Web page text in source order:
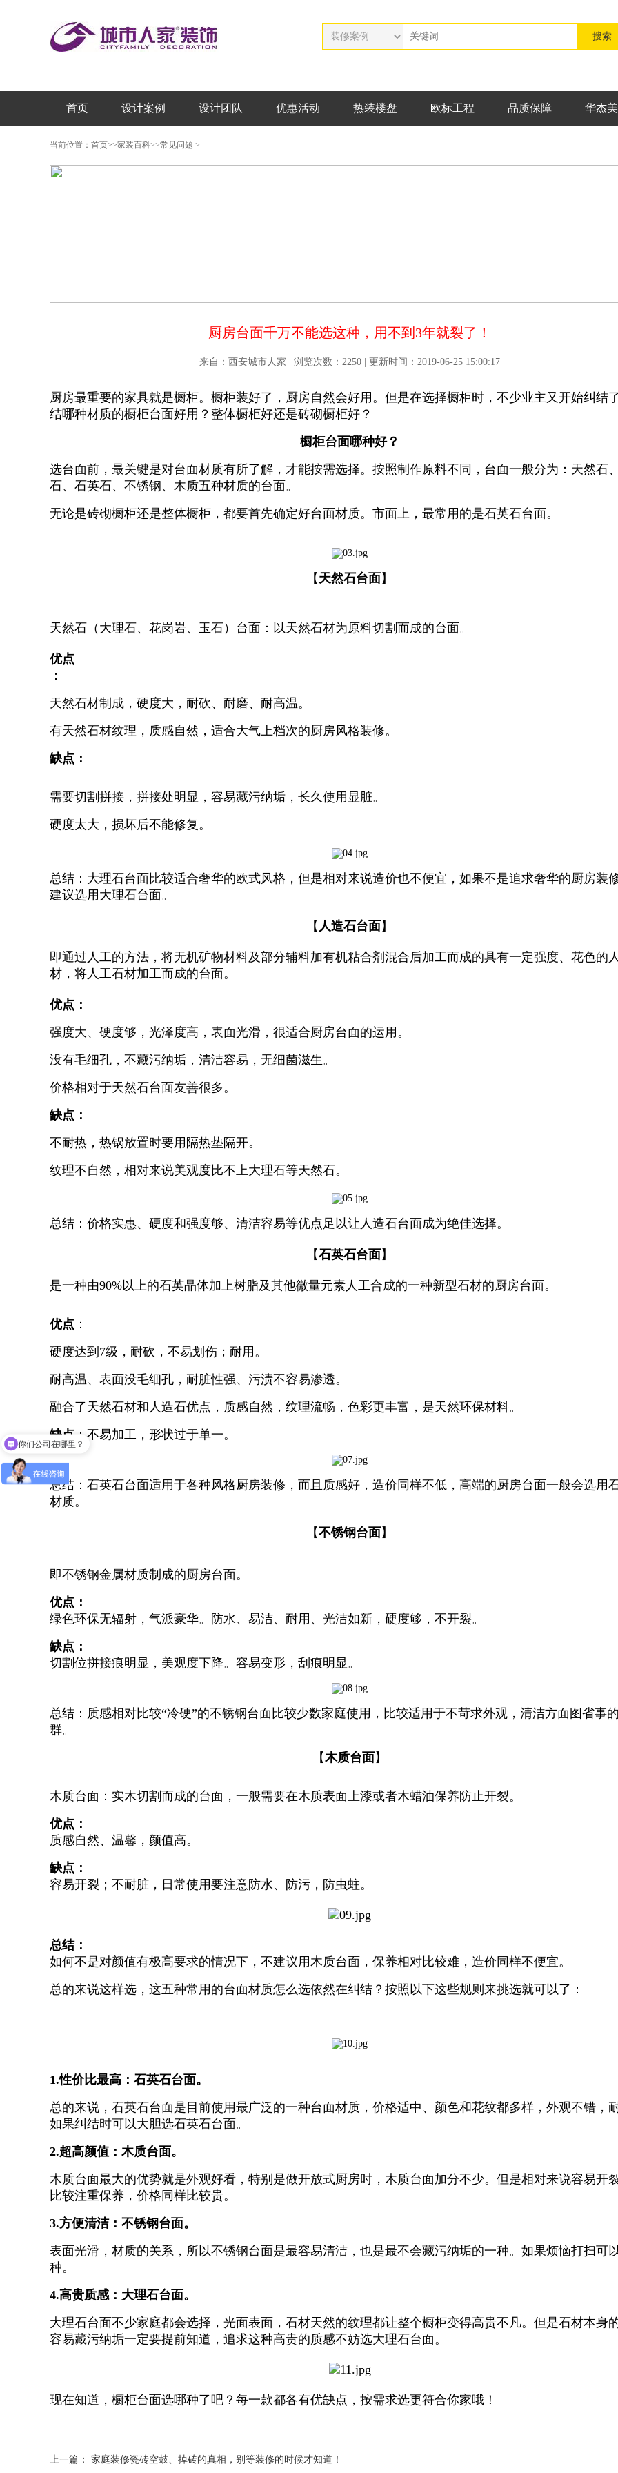
首页 设计案例 设计团队 优惠活动 热装楼盘 欧标工程 品质保障 华杰
当前位置： 首页>>家装百科>>常见问题 >
厨房台面千万不能选这种，用不到3年就裂了！
来自：西安城市人家 | 浏览次数：2250 | 更新时间：2019-06-25 15:00:17
厨房最重要的家具就是橱柜。橱柜装好了，厨房自然会好用。但是在选择橱柜时，不少业主又开始纠结
结哪种材质的橱柜台面好用？整体橱柜好还是砖砌橱柜好？
橱柜台面哪种好？
选台面前，最关键是对台面材质有所了解，才能按需选择。按照制作原料不同，台面一般分为：天然石
石、石英石、不锈钢、木质五种材质的台面。
无论是砖砌橱柜还是整体橱柜，都要首先确定好台面材质。市面上，最常用的是石英石台面。
【 天然石台面】
天然石（大理石、花岗岩、玉石）台面：以天然石材为原料切割而成的台面。
优点
：
天然石材制成，硬度大，耐砍、耐磨、耐高温。
有天然石材纹理，质感自然，适合大气上档次的厨房风格装修。
缺点：
需要切割拼接，拼接处明显，容易藏污纳垢，长久使用显脏。
硬度太大，损坏后不能修复。
总结：大理石台面比较适合奢华的欧式风格，但是相对来说造价也不便宜，如果不是追求奢华的厨房装
建议选用大理石台面。
【 人造石台面】
即通过人工的方法，将无机矿物材料及部分辅料加有机粘合剂混合后加工而成的具有一定强度、花色的
材，将人工石材加工而成的台面。
优点：
强度大、硬度够，光泽度高，表面光滑，很适合厨房台面的运用。
没有毛细孔，不藏污纳垢，清洁容易，无细菌滋生。
价格相对于天然石台面友善很多。
缺点：
不耐热，热锅放置时要用隔热垫隔开。
纹理不自然，相对来说美观度比不上大理石等天然石。
总结：价格实惠、硬度和强度够、清洁容易等优点足以让人造石台面成为绝佳选择。
【石英石台面 】
是一种由90%以上的石英晶体加上树脂及其他微量元素人工合成的一种新型石材的厨房台面。
优点 ：
硬度达到7级，耐砍，不易划伤；耐用。
耐高温、表面没毛细孔，耐脏性强、污渍不容易渗透。
融合了天然石材和人造石优点，质感自然，纹理流畅，色彩更丰富，是天然环保材料。
缺点 ：不易加工，形状过于单一。
总结：石英石台面适用于各种风格厨房装修，而且质感好，造价同样不低，高端的厨房台面一般会选用
材质。
【不锈钢台面 】
即不锈钢金属材质制成的厨房台面。
优点：
绿色环保无辐射，气派豪华。防水、易洁、耐用、光洁如新，硬度够，不开裂。
缺点：
切割位拼接痕明显，美观度下降。容易变形，刮痕明显。
总结：质感相对比较“冷硬”的不锈钢台面比较少数家庭使用，比较适用于不苛求外观，清洁方面图省事
群。
【木质台面】
木质台面：实木切割而成的台面，一般需要在木质表面上漆或者木蜡油保养防止开裂。
优点：
质感自然、温馨，颜值高。
缺点：
容易开裂；不耐脏，日常使用要注意防水、防污，防虫蛀。
总结：
如何不是对颜值有极高要求的情况下，不建议用木质台面，保养相对比较难，造价同样不便宜。
总的来说这样选，这五种常用的台面材质怎么选依然在纠结？按照以下这些规则来挑选就可以了：
1.性价比最高：石英石台面。
总的来说，石英石台面是目前使用最广泛的一种台面材质，价格适中、颜色和花纹都多样，外观不错，
如果纠结时可以大胆选石英石台面。
2.超高颜值：木质台面。
木质台面最大的优势就是外观好看，特别是做开放式厨房时，木质台面加分不少。但是相对来说容易开
比较注重保养，价格同样比较贵。
3.方便清洁：不锈钢台面。
表面光滑，材质的关系，所以不锈钢台面是最容易清洁，也是最不会藏污纳垢的一种。如果烦恼打扫可
种。
4.高贵质感：大理石台面。
大理石台面不少家庭都会选择，光面表面，石材天然的纹理都让整个橱柜变得高贵不凡。但是石材本身
容易藏污纳垢一定要提前知道，追求这种高贵的质感不妨选大理石台面。
现在知道，橱柜台面选哪种了吧？每一款都各有优缺点，按需求选更符合你家哦！
上一篇： 家庭装修瓷砖空鼓、掉砖的真相，别等装修的时候才知道！
你们公司在哪里？